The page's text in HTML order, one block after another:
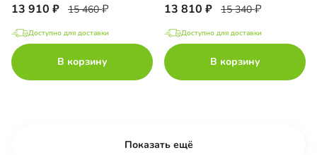
13 910 15 460
Доступно для доставки
В корзину
13 810 15 340
Доступно для доставки
В корзину
Показать ещё